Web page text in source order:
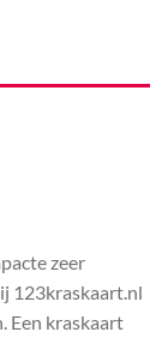
zeer
123kraskaart.nl
Een kraskaart